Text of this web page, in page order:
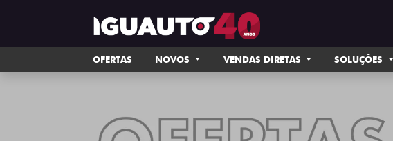
OFERTAS NOVOS VENDAS DIRETAS SOLUÇÕES